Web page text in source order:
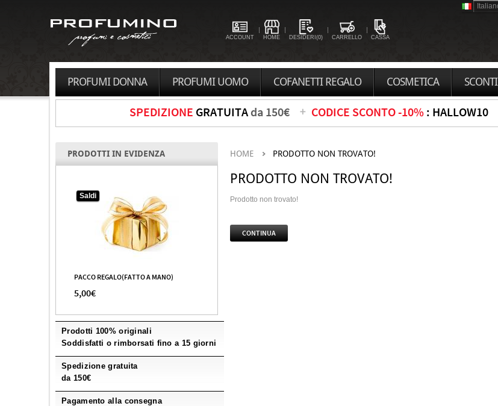
ACCOUNT HOME DESIDERI(0) CARRELLO CASSA
PROFUMI DONNA PROFUMI UOMO COFANETTI REGALO COSMETICA SCONTI
SPEDIZIONE GRATUITAda 150€ CODICE SCONTO -10% : HALLOW10
PRODOTTI IN EVIDENZA
Saldi
PACCO REGALO(FATTO A MANO)
5,00€
Prodotti 100% originali
Soddisfatti o rimborsati fino a 15 giorni
Spedizione gratuita
da 150€
Pagamento alla consegna
HOME PRODOTTO NON TROVATO!
PRODOTTO NON TROVATO!
Prodotto non trovato!
CONTINUA